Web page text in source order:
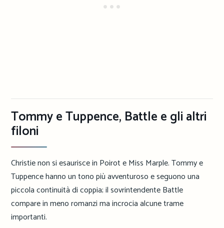
Tommy e Tuppence, Battle e gli altri
filoni
Christie non si esaurisce in Poirot e Miss Marple. Tommy e
Tuppence hanno un tono più avventuroso e seguono una
piccola continuità di coppia; il sovrintendente Battle
compare in meno romanzi ma incrocia alcune trame
importanti.